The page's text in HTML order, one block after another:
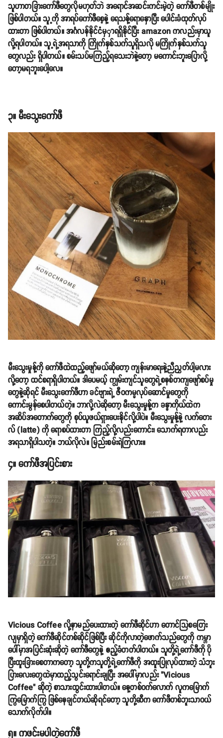
သူဟာတခြားကော်ဖီတွေလိုမဟုတ်ဘဲ အရောင်အဆင်းကင်းမဲ့တဲ့ ကော်ဖီတစ်မျိုး
ဖြစ်ပါတယ်။ သူ့ကို အာရပ်ကော်ဖီစေ့နဲ့ ရေသန့်ရောနှောပြီး ပေါင်းခံထုတ်လုပ်
ထားတာ ဖြစ်ပါတယ်။ အင်္ဂလန်နိုင်ငံမှှာရရှိနိုင်ပြီး amazon ကလည်းမှာယူ
လို့ရပါတယ်။ သူ့ရဲ့အရသာကို ကြိုက်နှစ်သက်သူရှိသလို မကြိုက်နှစ်သက်သူ
တွေလည်း ရှိပါတယ်။ စမ်းသပ်မကြည့်ရသေးဘဲနဲ့တော့ မကောင်းဘူးပြောလို့
တော့မရဘူးပေါ့လေ။
၃။ မီးသွေးကော်ဖီ
မီးသွေးမှုန့်ကို ကော်ဖီထဲထည့်ဖျော်မယ်ဆိုတော့ ကျန်းမာရေးနဲ့ညီညွှတ်ပါ့မလား
လို့တော့ ထင်စရာရှိပါတယ်။ ဒါပေမယ့် ကျွမ်းကျင်သူတွေရဲ့စနစ်တကျဖျော်စပ်မှု
တွေနဲ့ဆိုရင် မီးသွေးကော်ဖီဟာ ခင်ဗျားရဲ့ ဇီဝကမ္မလုပ်ဆောင်မှုတွေကို
ကောင်းမွန်စေပါတယ်တဲ့။ ဘာလို့လဲဆိုတော့ မီးသွေးမှုန့်က ခန္ဓာကိုယ်ထဲက
အဆိပ်အတောက်တွေကို စုပ်ယူဖယ်ရှားပေးနိုင်လို့ပါပဲ။ မီးသွေးမှုန့်နဲ့ လက်တေး
လ် (latte) ကို ရောစပ်ထားတာ ကြည့်လို့လည်းကောင်း၊ သောက်ရတာလည်း
အရသာရှိပါသတဲ့။ ဘယ်လိုလဲ။ မြည်းစမ်းရဲကြလား။
၄။ ကော်ဖီအပြင်းစား
Vicious Coffee လို့နာမည်ပေးထားတဲ့ ကော်ဖီဆိုင်ဟာ တောင်သြစတြေး
လျမှာရှိတဲ့ ကော်ဖီဆိုင်တစ်ဆိုင်ဖြစ်ပြီး ဆိုင်ကိုလာတဲ့ဖောက်သည်တွေကို ကမ္ဘာ
ပေါ်မှာအပြင်းဆုံးဆိုတဲ့ ကော်ဖီတွေနဲ့ ဧည့်ခံတတ်ပါတယ်။ သူတို့ရဲ့ကော်ဖီကို ပို
ပြီးထူးခြားစေတာကတော့ သူတို့ကသူတို့ရဲ့ကော်ဖီကို အထူးပြုလုပ်ထားတဲ့ သံဘူး
ပြားလေးတွေထဲမှာထည့်သွင်းရောင်းချပြီး အပေါ်မှာလည်း "Vicious
Coffee" ဆိုတဲ့ စာသားထွင်းထားပါတယ်။ နေ့တစ်ဝက်လောက် လူကမြောက်
ကြွမြောက်ကြွ ဖြစ်နေချင်တယ်ဆိုရင်တော့ သူတို့ဆီက ကော်ဖီတစ်ဘူးသာဝယ်
သောက်လိုက်ပါ။
၅။ ကဖင်းမပါတဲ့ကော်ဖီ